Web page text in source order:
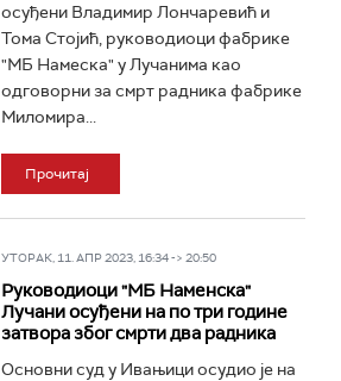
осуђени Владимир Лончаревић и
Тома Стојић, руководиоци фабрике
"МБ Намеска" у Лучанима као
одговорни за смрт радника фабрике
Миломира...
Прочитај
УТОРАК, 11. АПР 2023, 16:34 -> 20:50
Руководиоци "МБ Наменска"
Лучани осуђени на по три године
затвора због смрти два радника
Основни суд у Ивањици осудио је на